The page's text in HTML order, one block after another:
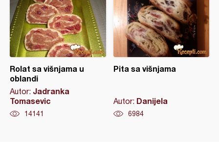
Rolat sa višnjama u
oblandi
Autor: Jadranka
Tomasevic
14141
Pita sa višnjama
Autor: Danijela
6984